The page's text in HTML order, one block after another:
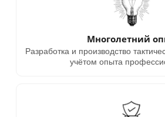
Многолетний
Разработка и производство
учётом опыта